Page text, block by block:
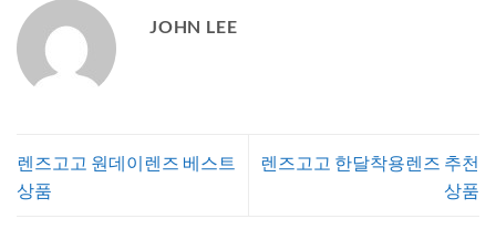
JOHN LEE
렌즈고고 원데이렌즈 베스트
상품
렌즈고고 한달착용렌즈 추천
상품